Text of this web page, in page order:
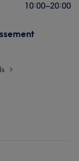
10:00–20:00
>